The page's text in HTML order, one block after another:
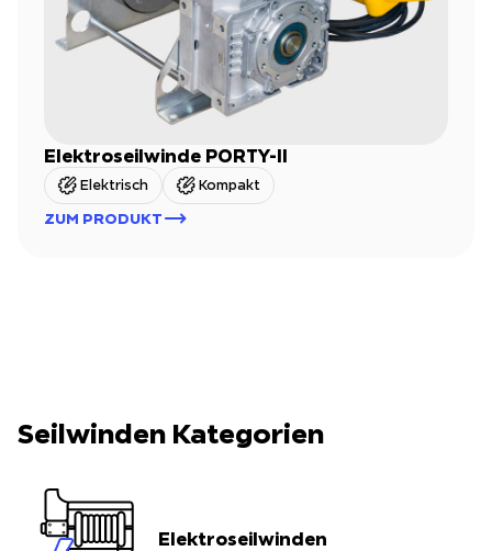
Elektroseilwinde PORTY-II
Elektrisch Kompakt
ZUM PRODUKT
Seilwinden Kategorien
Elektroseilwinden